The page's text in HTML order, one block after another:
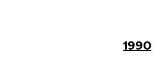
1990